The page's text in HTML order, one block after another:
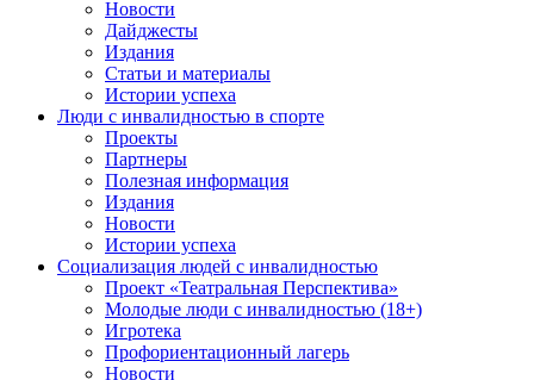
Новости
Дайджесты
Издания
Статьи и материалы
Истории успеха
Люди с инвалидностью в спорте
Проекты
Партнеры
Полезная информация
Издания
Новости
Истории успеха
Социализация людей с инвалидностью
Проект «Театральная Перспектива»
Молодые люди с инвалидностью (18+)
Игротека
Профориентационный лагерь
Новости